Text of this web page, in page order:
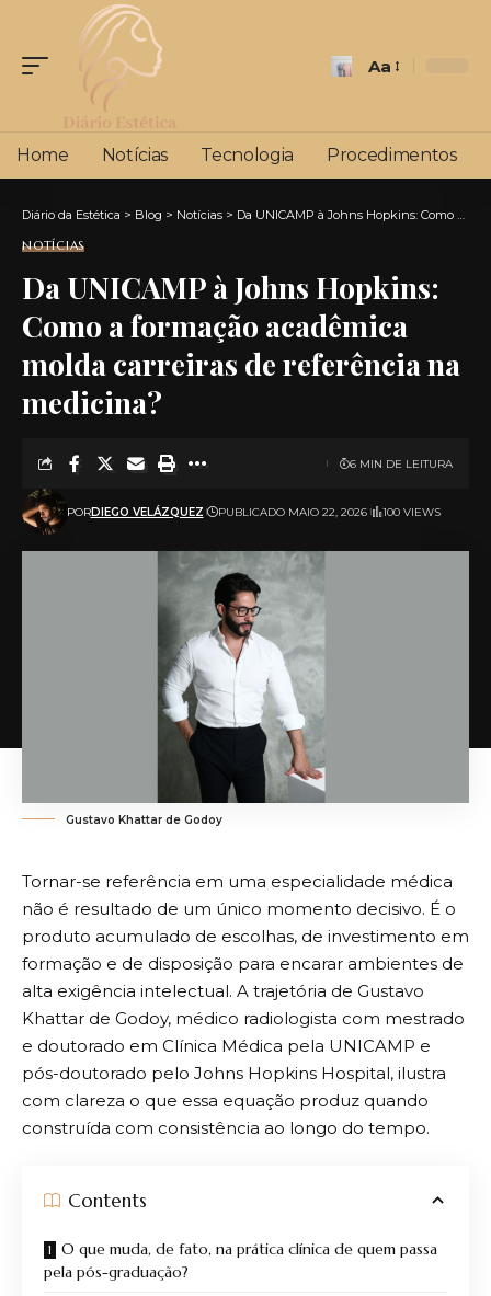
Font
Aa
Home Notícias Tecnologia Procedimentos
Diário da Estética > Blog > Notícias > Da UNICAMP à Johns Hopkins: Como a formação acadêmica molda carreiras de referência na medicina?
NOTÍCIAS
Da UNICAMP à Johns Hopkins:
Como a formação acadêmica
molda carreiras de referência na
medicina?
PORDIEGO VELÁZQUEZ PUBLICADO MAIO 22, 2026 100 VIEWS
6 MIN DE LEITURA
Gustavo Khattar de Godoy
Tornar-se referência em uma especialidade médica
não é resultado de um único momento decisivo. É o
produto acumulado de escolhas, de investimento em
formação e de disposição para encarar ambientes de
alta exigência intelectual. A trajetória de Gustavo
Khattar de Godoy, médico radiologista com mestrado
e doutorado em Clínica Médica pela UNICAMP e
pós-doutorado pelo Johns Hopkins Hospital, ilustra
com clareza o que essa equação produz quando
construída com consistência ao longo do tempo.
Contents
O que muda, de fato, na prática clínica de quem passa
pela pós-graduação?